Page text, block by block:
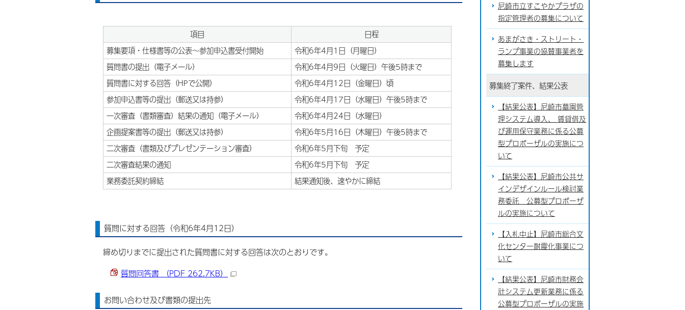
項目
日程
募集要項・仕様書等の公表～参加申込書受付開始
令和6年4月1日（月曜日）
質問書の提出（電子メール）
令和6年4月9日（火曜日）午後5時まで
質問書に対する回答（HPで公開）
令和6年4月12日（金曜日）頃
参加申込書等の提出（郵送又は持参）
令和6年4月17日（水曜日）午後5時まで
一次審査（書類審査）結果の通知（電子メール）
令和6年4月24日（水曜日）
企画提案書等の提出（郵送又は持参）
令和6年5月16日（木曜日）午後5時まで
二次審査（書類及びプレゼンテーション審査）
令和6年5月下旬 予定
二次審査結果の通知
令和6年5月下旬 予定
業務委託契約締結
結果通知後、速やかに締結
質問に対する回答（令和6年4月12日）
締め切りまでに提出された質問書に対する回答は次のとおりです。
質問回答書 （PDF 262.7KB）
お問い合わせ及び書類の提出先
尼崎市立すこやかプラザの
指定管理者の募集について
あまがさき・ストリート・
ランプ事業の協賛事業者を
募集します
募集終了案件、結果公表
【結果公表】尼崎市墓園管
理システム導入、 賃貸借及
び運用保守業務に係る公募
型プロポーザルの実施につ
いて
【結果公表】尼崎市公共サ
インデザインルール検討業
務委託 公募型プロポーザ
ルの実施について
【入札中止】尼崎市総合文
化センター耐震化事業につ
いて
【結果公表】尼崎市財務会
計システム更新業務に係る
公募型プロポーザルの実施